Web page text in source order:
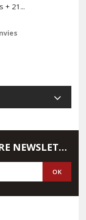
+ 21...
INSCRIVEZ-VOUS À NOTRE NEWSLETTER